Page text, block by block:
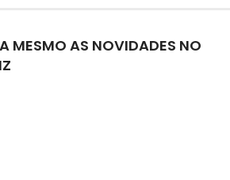
MESMO AS NOVIDADES NO